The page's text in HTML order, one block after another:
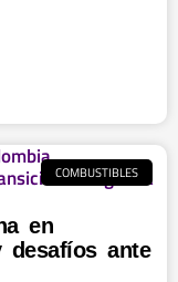
COMBUSTIBLES
en
desafíos ante